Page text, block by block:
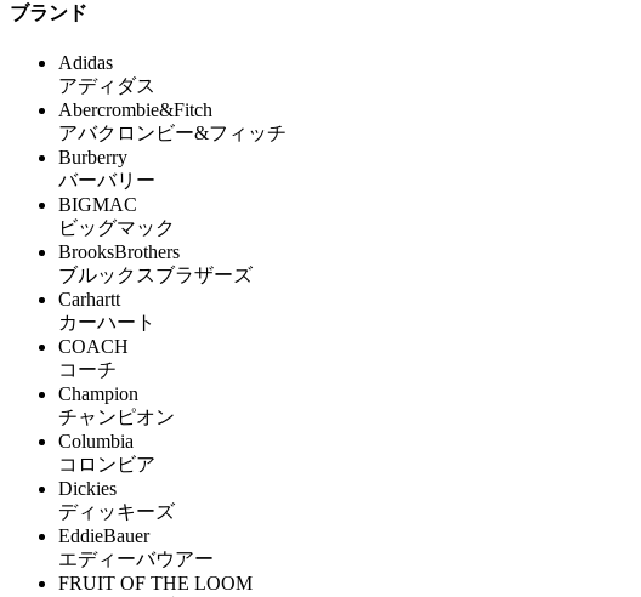
ブランド
Adidas
アディダス
Abercrombie&Fitch
アバクロンビー&フィッチ
Burberry
バーバリー
BIGMAC
ビッグマック
BrooksBrothers
ブルックスブラザーズ
Carhartt
カーハート
COACH
コーチ
Champion
チャンピオン
Columbia
コロンビア
Dickies
ディッキーズ
EddieBauer
エディーバウアー
FRUIT OF THE LOOM